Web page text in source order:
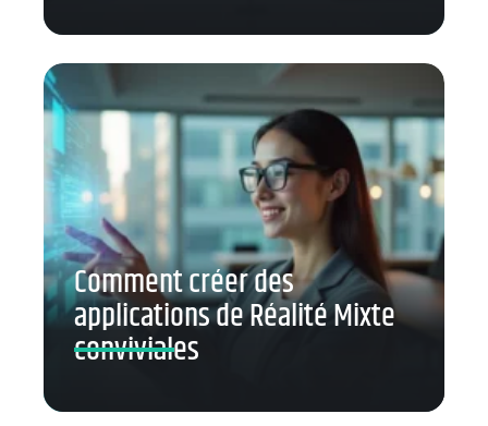
Comment créer des
applications de Réalité Mixte
conviviales